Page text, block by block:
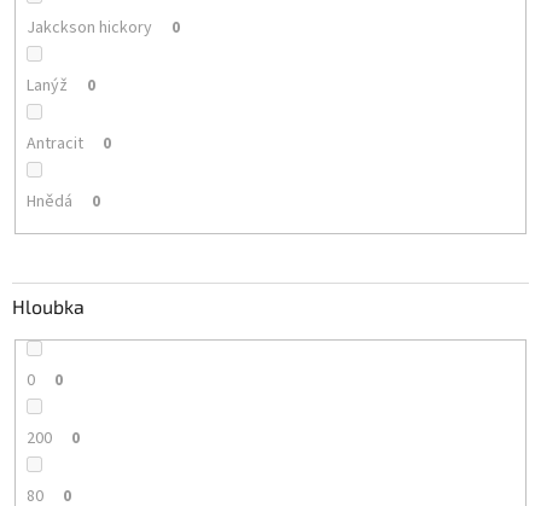
Jakckson hickory 0
Lanýž 0
Antracit 0
Hnědá 0
Hloubka
0 0
200 0
80 0